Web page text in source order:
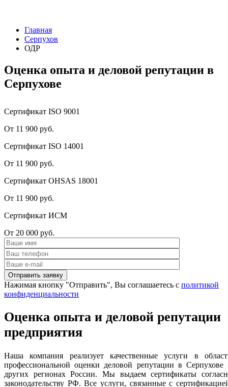
Главная
Серпухов
ОДР
Оценка опыта и деловой репутации в
Серпухове
Сертификат ISO 9001
От 11 900 руб.
Сертификат ISO 14001
От 11 900 руб.
Сертификат OHSAS 18001
От 11 900 руб.
Сертификат ИСМ
От 20 000 руб.
Нажимая кнопку "Отправить", Вы соглашаетесь с политикой
конфиденциальности
Оценка опыта и деловой репутации
предприятия
Наша компания реализует качественные услуги в
профессиональной оценки деловой репутации в Серпухове
других регионах России. Мы выдаем сертификаты
законодательству РФ. Все услуги, связанные с